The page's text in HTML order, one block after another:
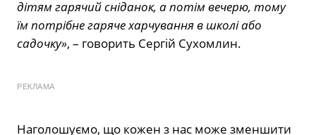
дітям гарячий сніданок, а потім вечерю, тому
їм потрібне гаряче харчування в школі або
садочку», – говорить Сергій Сухомлин.
РЕКЛАМА
Наголошуємо, що кожен з нас може зменшити